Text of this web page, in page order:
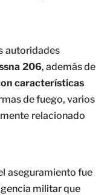
autoridades
206, además de
características
de fuego, varios
relacionado
aseguramiento fue
militar que